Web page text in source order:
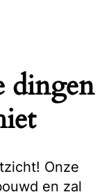
dingen
Onze
en zal